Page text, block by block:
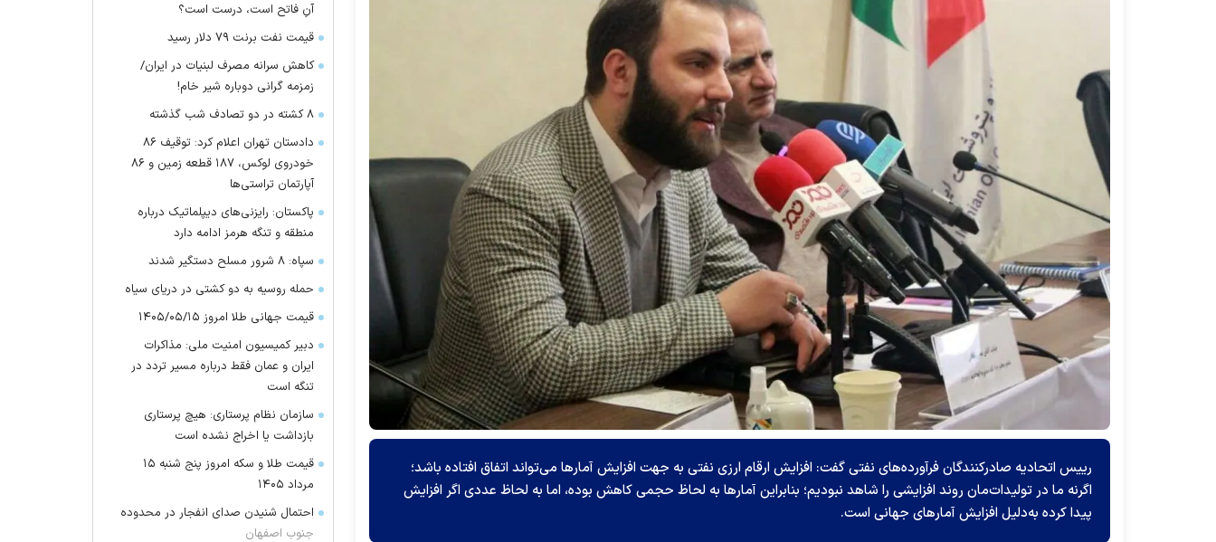
رییس اتحادیه صادرکنندگان فرآورده‌های نفتی گفت: افزایش ارقام ارزی نفتی به جهت افزایش آمار‌ها می‌تواند اتفاق افتاده باشد؛
اگرنه ما در تولیدات‌مان روند افزایشی را شاهد نبودیم؛ بنابراین آمار‌ها به لحاظ حجمی کاهش بوده، اما به لحاظ عددی اگر افزایش
پیدا کرده به‌دلیل افزایش آمار‌های جهانی است.
آنِ فاتح است، درست است؟
قیمت نفت برنت ۷۹ دلار رسید
کاهش سرانه مصرف لبنیات در ایران/
زمزمه گرانی دوباره شیر خام!
۸ کشته در دو تصادف شب گذشته
دادستان تهران اعلام کرد: توقیف ۸۶
خودروی لوکس، ۱۸۷ قطعه زمین و ۸۶
آپارتمان تراستی‌ها
پاکستان: رایزنی‌های دیپلماتیک درباره
منطقه و تنگه هرمز ادامه دارد
سپاه: ۸ شرور مسلح دستگیر شدند
حمله روسیه به دو کشتی در دریای سیاه
قیمت جهانی طلا امروز ۱۴۰۵/۰۵/۱۵
دبیر کمیسیون امنیت ملی: مذاکرات
ایران و عمان فقط درباره مسیر تردد در
تنگه است
سازمان نظام پرستاری: هیچ پرستاری
بازداشت یا اخراج نشده است
قیمت طلا و سکه امروز پنج شنبه ۱۵
مرداد ۱۴۰۵
احتمال شنیدن صدای انفجار در محدوده
جنوب اصفهان